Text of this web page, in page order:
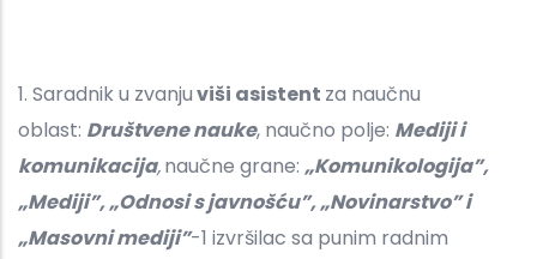
1. Saradnik u zvanjuviši asistent za naučnu
oblast: Društvene nauke, naučno polje: Mediji i
komunikacija,naučne grane: „Komunikologija”,
„Mediji”, „Odnosi s javnošću”, „Novinarstvo” i
„Masovni mediji”-1 izvršilac sa punim radnim